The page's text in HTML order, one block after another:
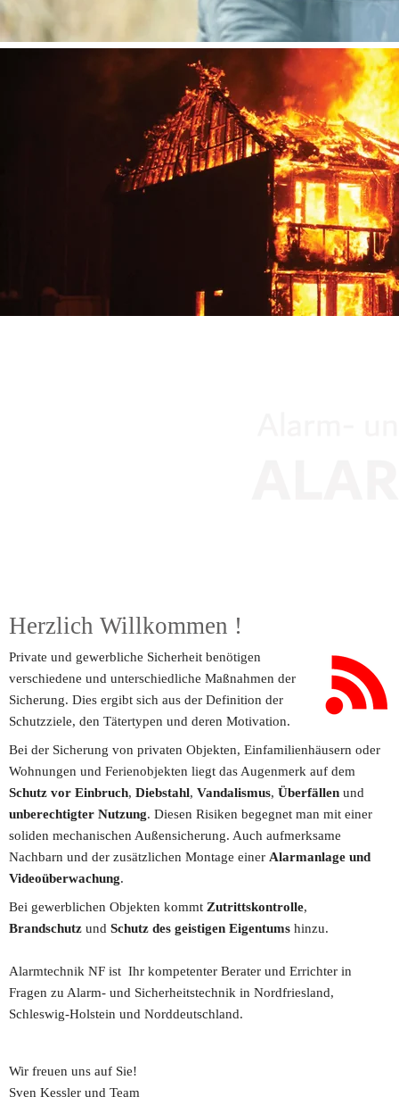
Herzlich Willkommen !
Private und gewerbliche Sicherheit benötigen
verschiedene und unterschiedliche Maßnahmen der
Sicherung. Dies ergibt sich aus der Definition der
Schutzziele, den Tätertypen und deren Motivation.
Bei der Sicherung von privaten Objekten, Einfamilienhäusern oder
Schutz vor Einbruch, Diebstahl, Vandalismus, Überfällen
unberechtigter Nutzung. Diesen Risiken begegnet man mit einer
soliden mechanischen Außensicherung. Auch aufmerksame
Nachbarn und der zusätzlichen Montage einer Alarmanlage und
Videoüberwachung.
Bei gewerblichen Objekten kommt Zutrittskontrolle
Brandschutz und Schutz des geistigen Eigentums hinzu.
Alarmtechnik NF ist  Ihr kompetenter Berater und Errichter in
Fragen zu Alarm- und Sicherheitstechnik in Nordfriesland,
Schleswig-Holstein und Norddeutschland.
Wir freuen uns auf Sie!
Sven Kessler und Team